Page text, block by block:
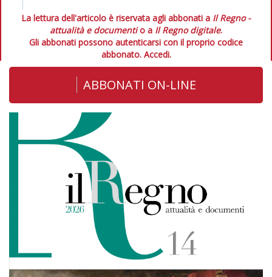
La lettura dell'articolo è riservata agli abbonati a Il Regno -
attualità e documentio a Il Regno digitale.
Gli abbonati possono autenticarsi con il proprio codice
abbonato. Accedi.
ABBONATI ON-LINE